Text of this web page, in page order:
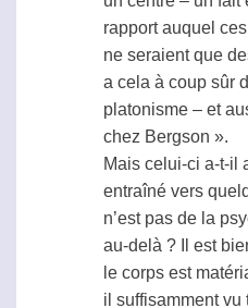
rapport auquel
ne seraient que
a cela à coup sûr
platonisme – et
chez Bergson ».
Mais celui-ci a-t-il
entraîné vers
n’est pas de la
au-delà ? Il est
le corps est
il suffisamment vu